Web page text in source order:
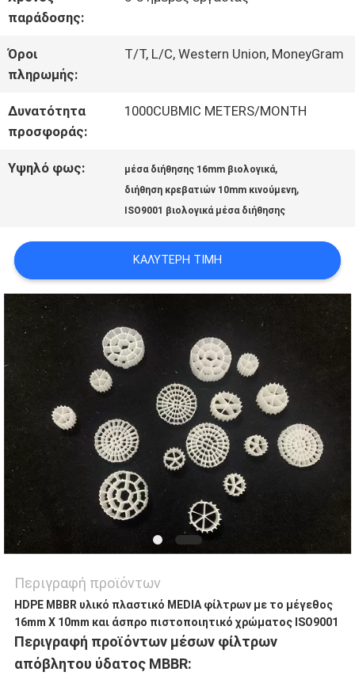
ΜΑΣ
ΖΗΤΉΣΤΕ
ΜΙΑ
ΠΟΛΙΤΙΚΉ
ΑΠΟΡΡΉΤΟΥ
παράδοσης:
Όροι
πληρωμής:
T/T, L/C, Western Union, MoneyGram
Δυνατότητα
προσφοράς:
1000CUBMIC METERS/MONTH
Υψηλό φως: μέσα διήθησης 16mm βιολογικά,
διήθηση κρεβατιών 10mm κινούμενη,
ISO9001 βιολογικά μέσα διήθησης
ΚΑΛΎΤΕΡΗ ΤΙΜΉ
Περιγραφή προϊόντων
HDPE MBBR υλικό πλαστικό MEDIA φίλτρων με το μέγεθος
16mm X 10mm και άσπρο πιστοποιητικό χρώματος ISO9001
Περιγραφή προϊόντων μέσων φίλτρων
απόβλητου ύδατος MBBR: